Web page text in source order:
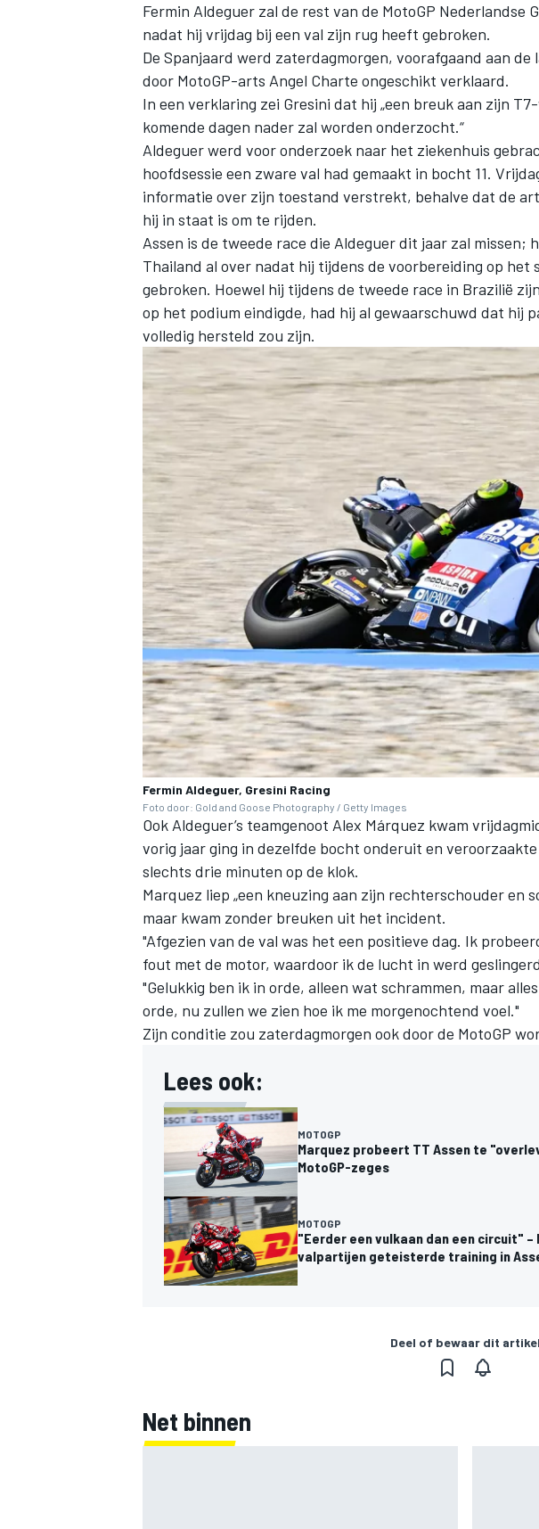
MEER RACEKLASSEN
Fermin Aldeguer zal de rest van de MotoGP Nederlandse
nadat hij vrijdag bij een val zijn rug heeft gebroken.
De Spanjaard werd zaterdagmorgen, voorafgaand aan
door MotoGP-arts Angel Charte ongeschikt verklaard.
In een verklaring zei Gresini dat hij „een breuk aan zijn
komende dagen nader zal worden onderzocht.“
Aldeguer werd voor onderzoek naar het ziekenhuis
hoofdsessie een zware val had gemaakt in bocht 11.
informatie over zijn toestand verstrekt, behalve dat de
hij in staat is om te rijden.
Assen is de tweede race die Aldeguer dit jaar zal missen;
Thailand al over nadat hij tijdens de voorbereiding op het
gebroken. Hoewel hij tijdens de tweede race in Brazilië
op het podium eindigde, had hij al gewaarschuwd dat hij
volledig hersteld zou zijn.
Fermin Aldeguer, Gresini Racing
Foto door: Gold and Goose Photography / Getty Images
Ook Aldeguer’s teamgenoot Alex Márquez kwam
vorig jaar ging in dezelfde bocht onderuit en
slechts drie minuten op de klok.
Marquez liep „een kneuzing aan zijn rechterschouder en
maar kwam zonder breuken uit het incident.
"Afgezien van de val was het een positieve dag. Ik
fout met de motor, waardoor ik de lucht in werd
"Gelukkig ben ik in orde, alleen wat schrammen, maar
orde, nu zullen we zien hoe ik me morgenochtend voel."
Zijn conditie zou zaterdagmorgen ook door de MotoGP
Lees ook:
MOTOGP
Marquez probeert TT Assen te
MotoGP-zeges
MOTOGP
"Eerder een vulkaan dan een circuit"
valpartijen geteisterde training in
Deel of bewaar dit artikel
Net binnen